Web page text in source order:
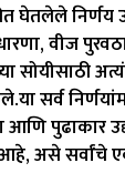
घेतलेले निर्णय
वीज
सोयीसाठी
सर्व
पुढाकार
आहे, असे सर्वांचे